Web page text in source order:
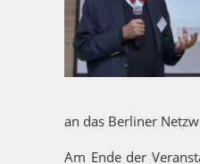
an das Berliner
Am Ende der